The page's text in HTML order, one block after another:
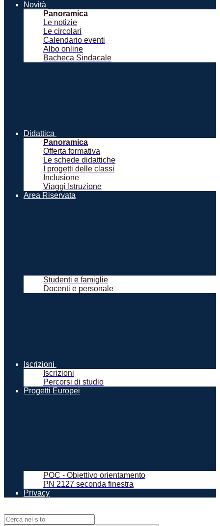
Novità
Panoramica
Le notizie
Le circolari
Calendario eventi
Albo online
Bacheca Sindacale
Didattica
Panoramica
Offerta formativa
Le schede didattiche
I progetti delle classi
Inclusione
Viaggi Istruzione
Area Riservata
Studenti e famiglie
Docenti e personale
Iscrizioni
Iscrizioni
Percorsi di studio
Progetti Europei
POC - Obiettivo orientamento
PN 2127 seconda finestra
Privacy